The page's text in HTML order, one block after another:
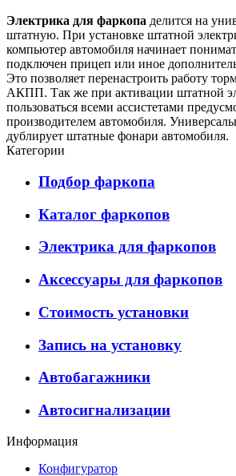
Электрика для фаркопа делится на
штатную. При установке штатной
компьютер автомобиля начинает
подключен прицеп или иное
Это позволяет перенастроить работу
АКПП. Так же при активации штатной
пользоваться всеми ассистетами
производителем автомобиля.
дублирует штатные фонари автомобиля.
Категории
Подбор фаркопа
Каталог фаркопов
Электрика для фаркопов
Аксессуары для фаркопов
Стоимость установки
Запись на установку
Автобагажники
Автосигнализации
Информация
Конфигуратор